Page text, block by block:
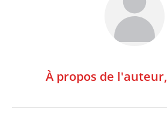
À propos de l'auteur,